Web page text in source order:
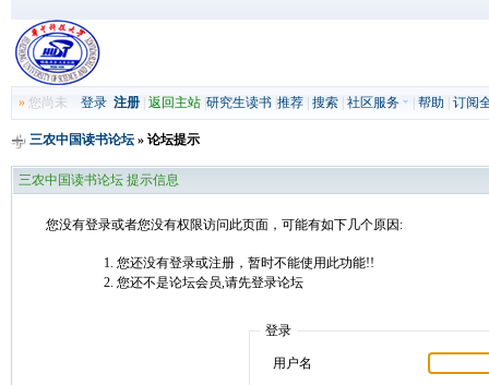
»您尚未 登录 注册| 返回主站| 研究生读书| 推荐| 搜索| 社区服务 帮助 订阅
三农中国读书论坛» 论坛提示
三农中国读书论坛 提示信息
您没有登录或者您没有权限访问此页面，可能有如下几个原因:
您还没有登录或注册，暂时不能使用此功能!!
您还不是论坛会员,请先登录论坛
登录
用户名